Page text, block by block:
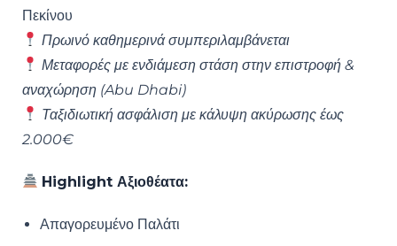
Πεκίνου
Πρωινό καθημερινά συμπεριλαμβάνεται
Μεταφορές με ενδιάμεση στάση στην επιστροφή &
αναχώρηση (Abu Dhabi)
Ταξιδιωτική ασφάλιση με κάλυψη ακύρωσης έως
2.000€
Highlight Αξιοθέατα:
Απαγορευμένο Παλάτι